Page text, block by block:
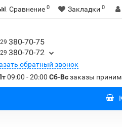
Сравнение 0 Закладки 0
380-70-75
380-70-72
обратный звонок
09:00 - 20:00 Сб-Всзаказы